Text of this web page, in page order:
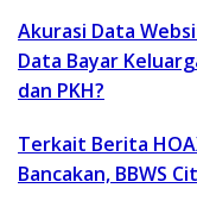
Akurasi Data
Data Bayar
dan PKH?
Terkait Berita
Bancakan, BBWS